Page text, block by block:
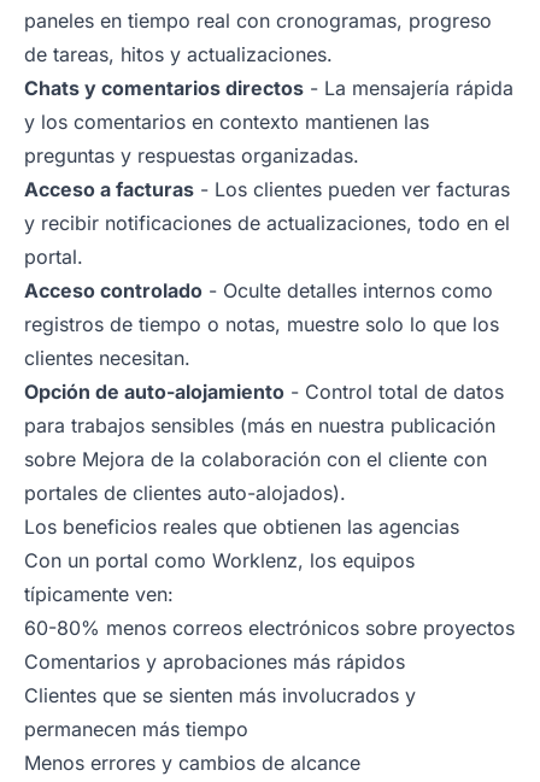
paneles en tiempo real con cronogramas, progreso
de tareas, hitos y actualizaciones.
Chats y comentarios directos - La mensajería rápida
y los comentarios en contexto mantienen las
preguntas y respuestas organizadas.
Acceso a facturas - Los clientes pueden ver facturas
y recibir notificaciones de actualizaciones, todo en el
portal.
Acceso controlado - Oculte detalles internos como
registros de tiempo o notas, muestre solo lo que los
clientes necesitan.
Opción de auto-alojamiento - Control total de datos
para trabajos sensibles (más en nuestra publicación
sobre Mejora de la colaboración con el cliente con
portales de clientes auto-alojados).
Los beneficios reales que obtienen las agencias
Con un portal como Worklenz, los equipos
típicamente ven:
60-80% menos correos electrónicos sobre proyectos
Comentarios y aprobaciones más rápidos
Clientes que se sienten más involucrados y
permanecen más tiempo
Menos errores y cambios de alcance